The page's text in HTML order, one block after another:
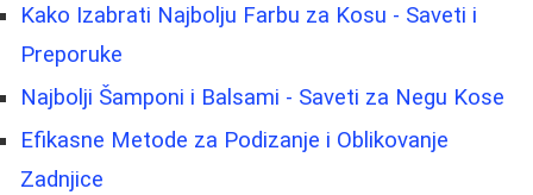
Kako Izabrati Najbolju Farbu za Kosu - Saveti i
Preporuke
Najbolji Šamponi i Balsami - Saveti za Negu Kose
Efikasne Metode za Podizanje i Oblikovanje
Zadnjice